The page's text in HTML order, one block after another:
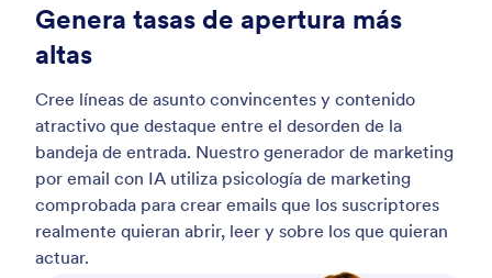
Genera tasas de apertura más
altas
Cree líneas de asunto convincentes y contenido
atractivo que destaque entre el desorden de la
bandeja de entrada. Nuestro generador de marketing
por email con IA utiliza psicología de marketing
comprobada para crear emails que los suscriptores
realmente quieran abrir, leer y sobre los que quieran
actuar.